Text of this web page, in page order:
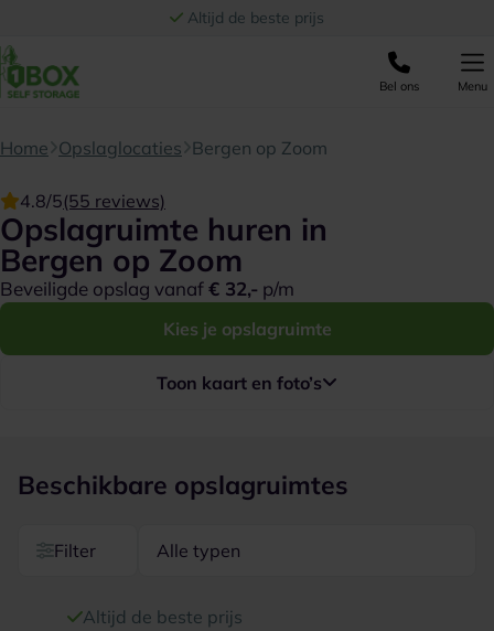
Altijd de beste prijs
Bel ons Menu
Home Opslaglocaties Bergen op Zoom
4.8/5(55 reviews)
Opslagruimte huren in
Bergen op Zoom
Beveiligde opslag vanaf€ 32,- p/m
Kies je opslagruimte
Toon kaart en foto’s
Beschikbare opslagruimtes
Filter Alle typen
Altijd de beste prijs